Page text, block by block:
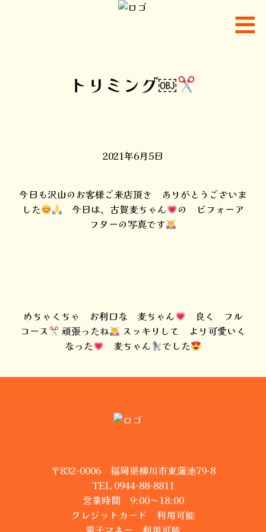
トリミング￼
2021年6月5日
今日も沢山のお客様ご来店頂き ありがとうございま
した
今日は、古賀麦ちゃん
の ビフォーア
フターの写真です
めちゃくちゃ お利口な 麦ちゃん
良く フル
コース
頑張ったね
スッキリして より可愛いく
なった
麦ちゃん でした
〒832-0006 福岡県柳川市東蒲池79-8
TEL 0944-88-8811
営業時間 9:00～18:00
クレジットカード 利用可能